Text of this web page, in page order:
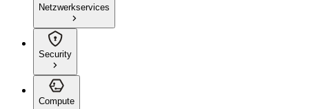
Netzwerkservices
Security
Compute